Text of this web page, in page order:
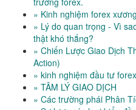
» Kinh nghiệm forex
» Lý do quan trọng - Vì
thật khó thắng?
» Chiến Lược Giao Dịch
Action)
» kinh nghiệm đầu tư
» TÂM LÝ GIAO DỊCH
» Các trường phái Phân